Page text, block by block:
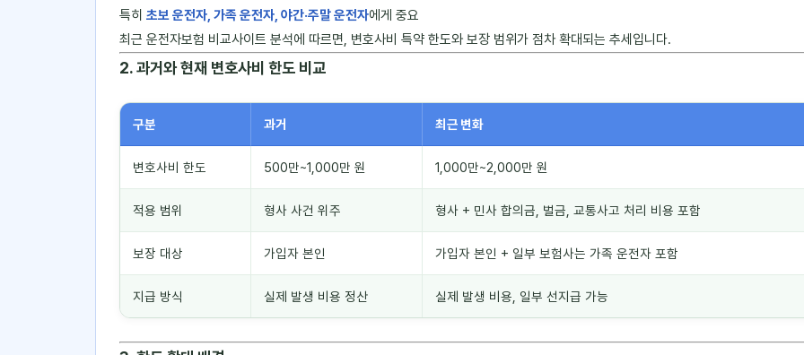
특히 초보 운전자, 가족 운전자, 야간·주말 운전자에게 중요
최근 운전자보험 비교사이트 분석에 따르면, 변호사비 특약 한도와 보장 범위가 점차 확대되는 추세입니다.
2. 과거와 현재 변호사비 한도 비교
구분 과거 최근 변화
변호사비 한도 500만~1,000만 원 1,000만~2,000만 원
적용 범위 형사 사건 위주 형사 + 민사 합의금, 벌금, 교통사고 처리 비용 포함
보장 대상 가입자 본인 가입자 본인 + 일부 보험사는 가족 운전자 포함
지급 방식 실제 발생 비용 정산 실제 발생 비용, 일부 선지급 가능